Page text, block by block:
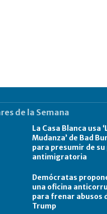
de la Semana
La Casa Blanca usa
Mudanza’ de Bad
para presumir de
antimigratoria
Demócratas
una oficina
para frenar abusos
Trump